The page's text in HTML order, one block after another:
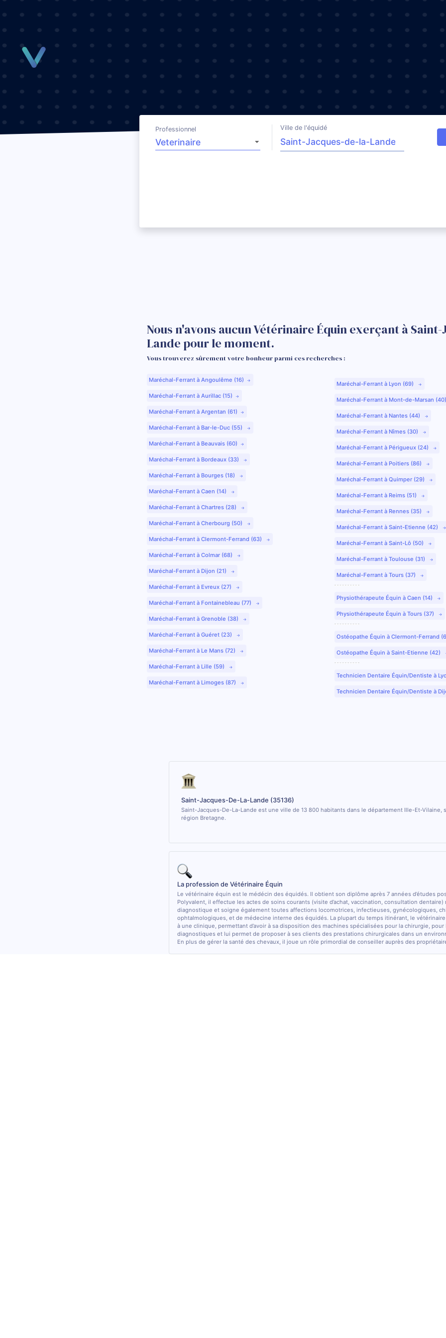
Professionnel Ville de l'équidé
Nous n'avons aucun Vétérinaire Équin exerçant à
Lande pour le moment.
Vous trouverez sûrement votre bonheur parmi ces recherches :
Maréchal-Ferrant à Angoulême (16)
Maréchal-Ferrant à Aurillac (15)
Maréchal-Ferrant à Argentan (61)
Maréchal-Ferrant à Bar-le-Duc (55)
Maréchal-Ferrant à Beauvais (60)
Maréchal-Ferrant à Bordeaux (33)
Maréchal-Ferrant à Bourges (18)
Maréchal-Ferrant à Caen (14)
Maréchal-Ferrant à Chartres (28)
Maréchal-Ferrant à Cherbourg (50)
Maréchal-Ferrant à Clermont-Ferrand (63)
Maréchal-Ferrant à Colmar (68)
Maréchal-Ferrant à Dijon (21)
Maréchal-Ferrant à Evreux (27)
Maréchal-Ferrant à Fontainebleau (77)
Maréchal-Ferrant à Grenoble (38)
Maréchal-Ferrant à Guéret (23)
Maréchal-Ferrant à Le Mans (72)
Maréchal-Ferrant à Lille (59)
Maréchal-Ferrant à Limoges (87)
Maréchal-Ferrant à Lyon (69)
Maréchal-Ferrant à Mont-de-Marsan
Maréchal-Ferrant à Nantes (44)
Maréchal-Ferrant à Nîmes (30)
Maréchal-Ferrant à Périgueux (24)
Maréchal-Ferrant à Poitiers (86)
Maréchal-Ferrant à Quimper (29)
Maréchal-Ferrant à Reims (51)
Maréchal-Ferrant à Rennes (35)
Maréchal-Ferrant à Saint-Etienne (42)
Maréchal-Ferrant à Saint-Lô (50)
Maréchal-Ferrant à Toulouse (31)
Maréchal-Ferrant à Tours (37)
Physiothérapeute Équin à Caen (14)
Physiothérapeute Équin à Tours (37)
Ostéopathe Équin à Clermont-Ferrand
Ostéopathe Équin à Saint-Etienne (42)
Technicien Dentaire Équin/Dentiste à
Technicien Dentaire Équin/Dentiste à
Saint-Jacques-De-La-Lande (35136)
Saint-Jacques-De-La-Lande est une ville de 13 800 habitants dans le département Ille-Et-Vilaine,
région Bretagne.
La profession de Vétérinaire Équin
Le vétérinaire équin est le médécin des équidés. Il obtient son diplôme après 7 années d’études
Polyvalent, il effectue les actes de soins courants (visite d’achat, vaccination, consultation dentaire)
diagnostique et soigne également toutes affections locomotrices, infectieuses, gynécologiques,
ophtalmologiques, et de médecine interne des équidés. La plupart du temps itinérant, le
à une clinique, permettant d’avoir à sa disposition des machines spécialisées pour la chirurgie,
diagnostiques et lui permet de proposer à ses clients des prestations chirurgicales dans un
En plus de gérer la santé des chevaux, il joue un rôle primordial de conseiller auprès des